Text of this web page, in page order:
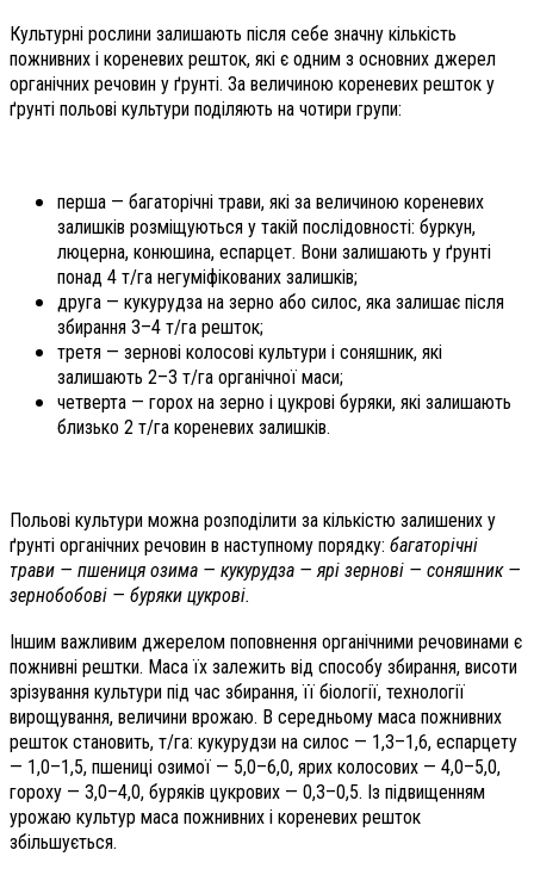
Культурні рослини залишають після себе значну кількість
пожнивних і кореневих решток, які є одним з основних джерел
органічних речовин у ґрунті. За величиною кореневих решток у
ґрунті польові культури поділяють на чотири групи:
перша — багаторічні трави, які за величиною кореневих
залишків розміщуються у такій послідовності: буркун,
люцерна, конюшина, еспарцет. Вони залишають у ґрунті
понад 4 т/га негуміфікованих залишків;
друга — кукурудза на зерно або силос, яка залишає після
збирання 3–4 т/га решток;
третя — зернові колосові культури і соняшник, які
залишають 2–3 т/га органічної маси;
четверта — горох на зерно і цукрові буряки, які залишають
близько 2 т/га кореневих залишків.
Польові культури можна розподілити за кількістю залишених у
ґрунті органічних речовин в наступному порядку: багаторічні
трави — пшениця озима — кукурудза — ярі зернові — соняшник —
зернобобові — буряки цукрові.
Іншим важливим джерелом поповнення органічними речовинами є
пожнивні рештки. Маса їх залежить від способу збирання, висоти
зрізування культури під час збирання, її біології, технології
вирощування, величини врожаю. В середньому маса пожнивних
решток становить, т/га: кукурудзи на силос — 1,3–1,6, еспарцету
— 1,0–1,5, пшениці озимої — 5,0–6,0, ярих колосових — 4,0–5,0,
гороху — 3,0–4,0, буряків цукрових — 0,3–0,5. Із підвищенням
урожаю культур маса пожнивних і кореневих решток
збільшується.